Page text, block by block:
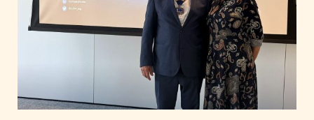
JP Immobilien
Kroatische Zentrale für Tourismus
List Holding Gruppe
Marble House